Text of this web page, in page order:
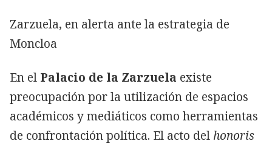
Zarzuela, en alerta ante la estrategia de
Moncloa
En el Palacio de la Zarzuela existe
preocupación por la utilización de espacios
académicos y mediáticos como herramientas
de confrontación política. El acto del honoris